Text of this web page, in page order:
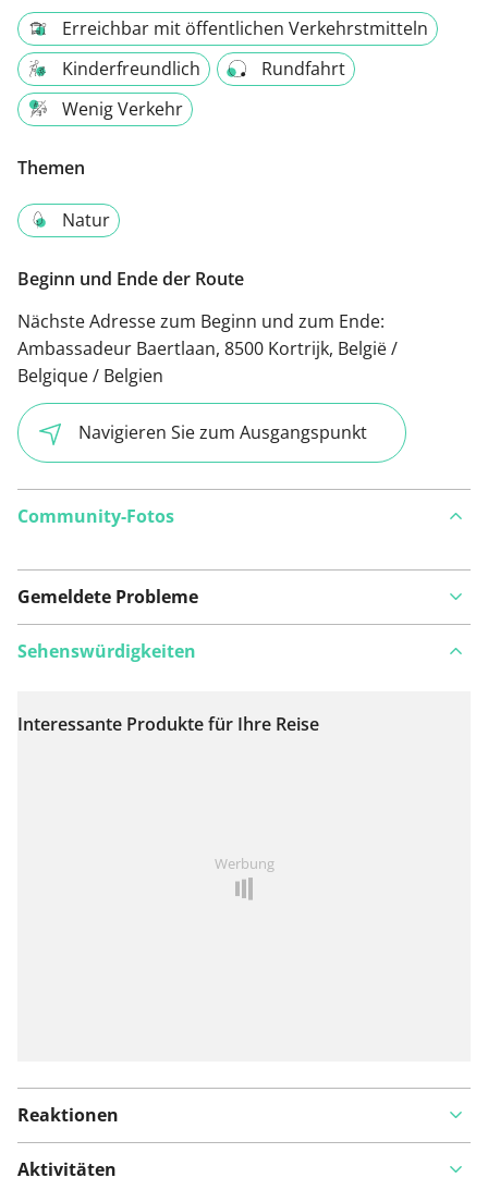
Erreichbar mit öffentlichen Verkehrstmitteln
Kinderfreundlich
Rundfahrt
Wenig Verkehr
Themen
Natur
Beginn und Ende der Route
Nächste Adresse zum Beginn und zum Ende:
Ambassadeur Baertlaan, 8500 Kortrijk, België /
Belgique / Belgien
Navigieren Sie zum Ausgangspunkt
Community-Fotos
Gemeldete Probleme
Auf Karte anzeigen
Sehenswürdigkeiten
Interessante Produkte für Ihre Reise
Werbung
Reaktionen
Aktivitäten